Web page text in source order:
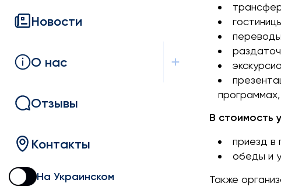
Новости
О нас
Отзывы
Контакты
На Украинском
В стоимость
приезд в
обеды и
Также